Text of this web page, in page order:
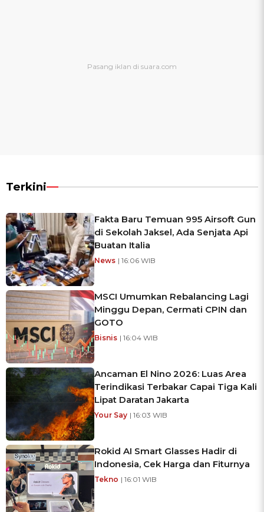
Terkini
Fakta Baru Temuan 995 Airsoft Gun
di Sekolah Jaksel, Ada Senjata Api
Buatan Italia
News | 16:06 WIB
MSCI Umumkan Rebalancing Lagi
Minggu Depan, Cermati CPIN dan
GOTO
Bisnis | 16:04 WIB
Ancaman El Nino 2026: Luas Area
Terindikasi Terbakar Capai Tiga Kali
Lipat Daratan Jakarta
Your Say | 16:03 WIB
Rokid AI Smart Glasses Hadir di
Indonesia, Cek Harga dan Fiturnya
Tekno | 16:01 WIB